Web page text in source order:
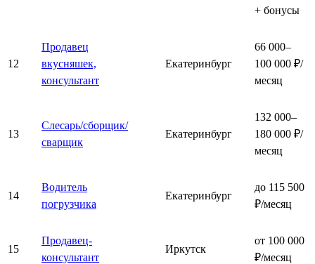
+ бонусы
12
Продавец
вкусняшек,
консультант
Екатеринбург
66 000–
100 000 ₽/
месяц
13
Слесарь/сборщик/
сварщик
Екатеринбург
132 000–
180 000 ₽/
месяц
14
Водитель
погрузчика
Екатеринбург
до 115 500
₽/месяц
15
Продавец-
консультант
Иркутск
от 100 000
₽/месяц